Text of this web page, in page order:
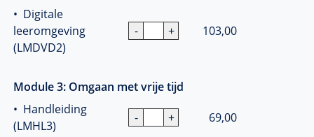
• Digitale
leeromgeving
(LMDVD2)
103,00
Module 3: Omgaan met vrije tijd
• Handleiding
(LMHL3)
69,00